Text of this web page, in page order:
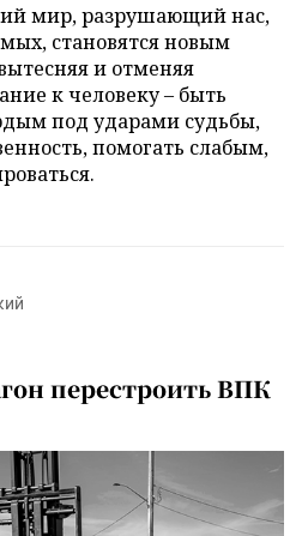
мир, разрушающий нас,
становятся новым
и отменяя
к человеку – быть
под ударами судьбы,
помогать слабым,
перестроить ВПК